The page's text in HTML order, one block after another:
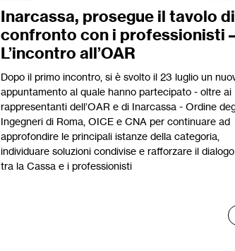
Inarcassa, prosegue il tavolo di
confronto con i professionisti
L’incontro all’OAR
Dopo il primo incontro, si è svolto il 23 luglio un
appuntamento al quale hanno partecipato - oltre ai
rappresentanti dell’OAR e di Inarcassa - Ordine
Ingegneri di Roma, OICE e CNA per continuare ad
approfondire le principali istanze della categoria,
individuare soluzioni condivise e rafforzare il dialogo
tra la Cassa e i professionisti